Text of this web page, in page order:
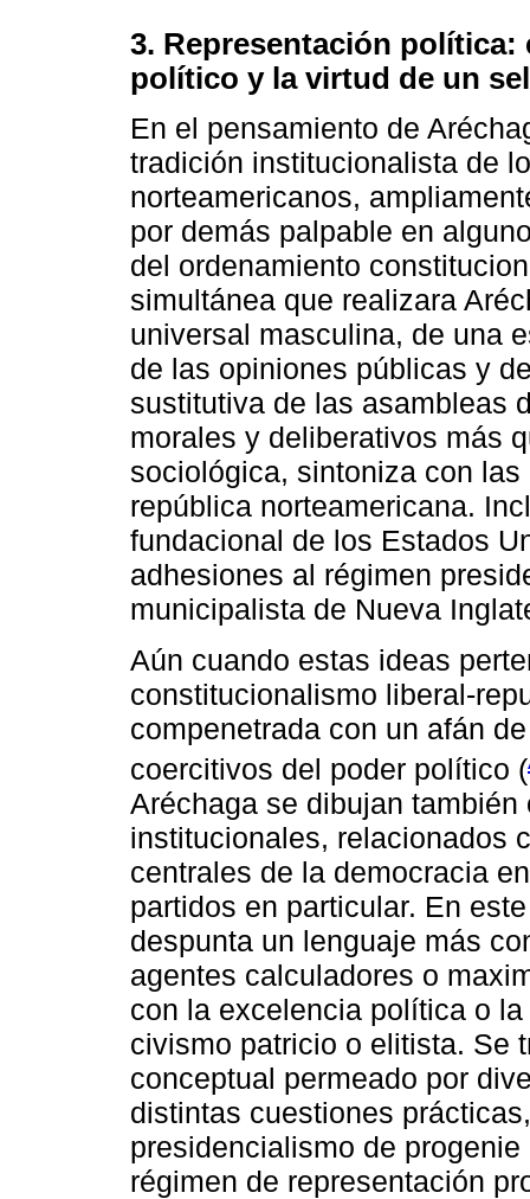
3. Representación
político y la virtud de un
En el pensamiento de
tradición institucionalista de
norteamericanos,
por demás palpable en
del ordenamiento
simultánea que realizara
universal masculina, de una
de las opiniones públicas y
sustitutiva de las asambleas
morales y deliberativos más
sociológica, sintoniza con
república norteamericana.
fundacional de los Estados
adhesiones al régimen
municipalista de Nueva
Aún cuando estas ideas
constitucionalismo liberal-
compenetrada con un afán
coercitivos del poder político (
Aréchaga se dibujan
institucionales, relacionados
centrales de la democracia
partidos en particular. En
despunta un lenguaje más
agentes calculadores o
con la excelencia política o
civismo patricio o elitista. Se
conceptual permeado por
distintas cuestiones
presidencialismo de
régimen de representación